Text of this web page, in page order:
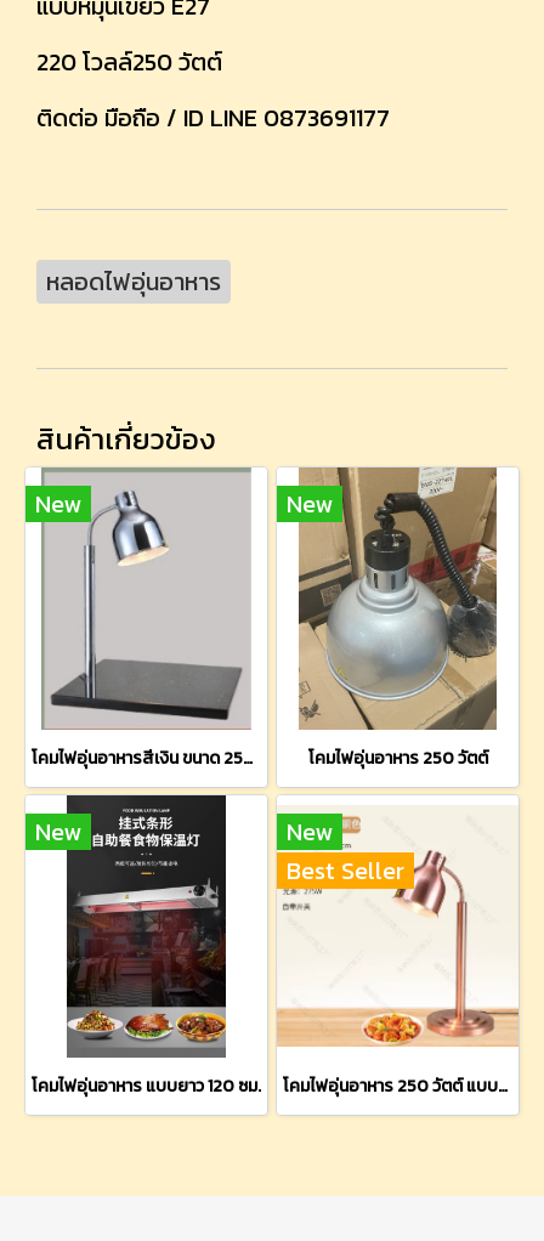
220 โวลล์250 วัตต์
ติดต่อ มือถือ / ID LINE 0873691177
หลอดไฟอุ่นอาหาร
สินค้าเกี่ยวข้อง
New
โคมไฟอุ่นอาหารสีเงิน ขนาด 250 วัตต์ (ฐานหินอ่อนสีดำ)
New
โคมไฟอุ่นอาหาร 250 วัตต์
New
โคมไฟอุ่นอาหาร แบบยาว 120 ซม.
New
Best Seller
โคมไฟอุ่นอาหาร 250 วัตต์ แบบตั้งโต๊ะ (สีทองแดง)